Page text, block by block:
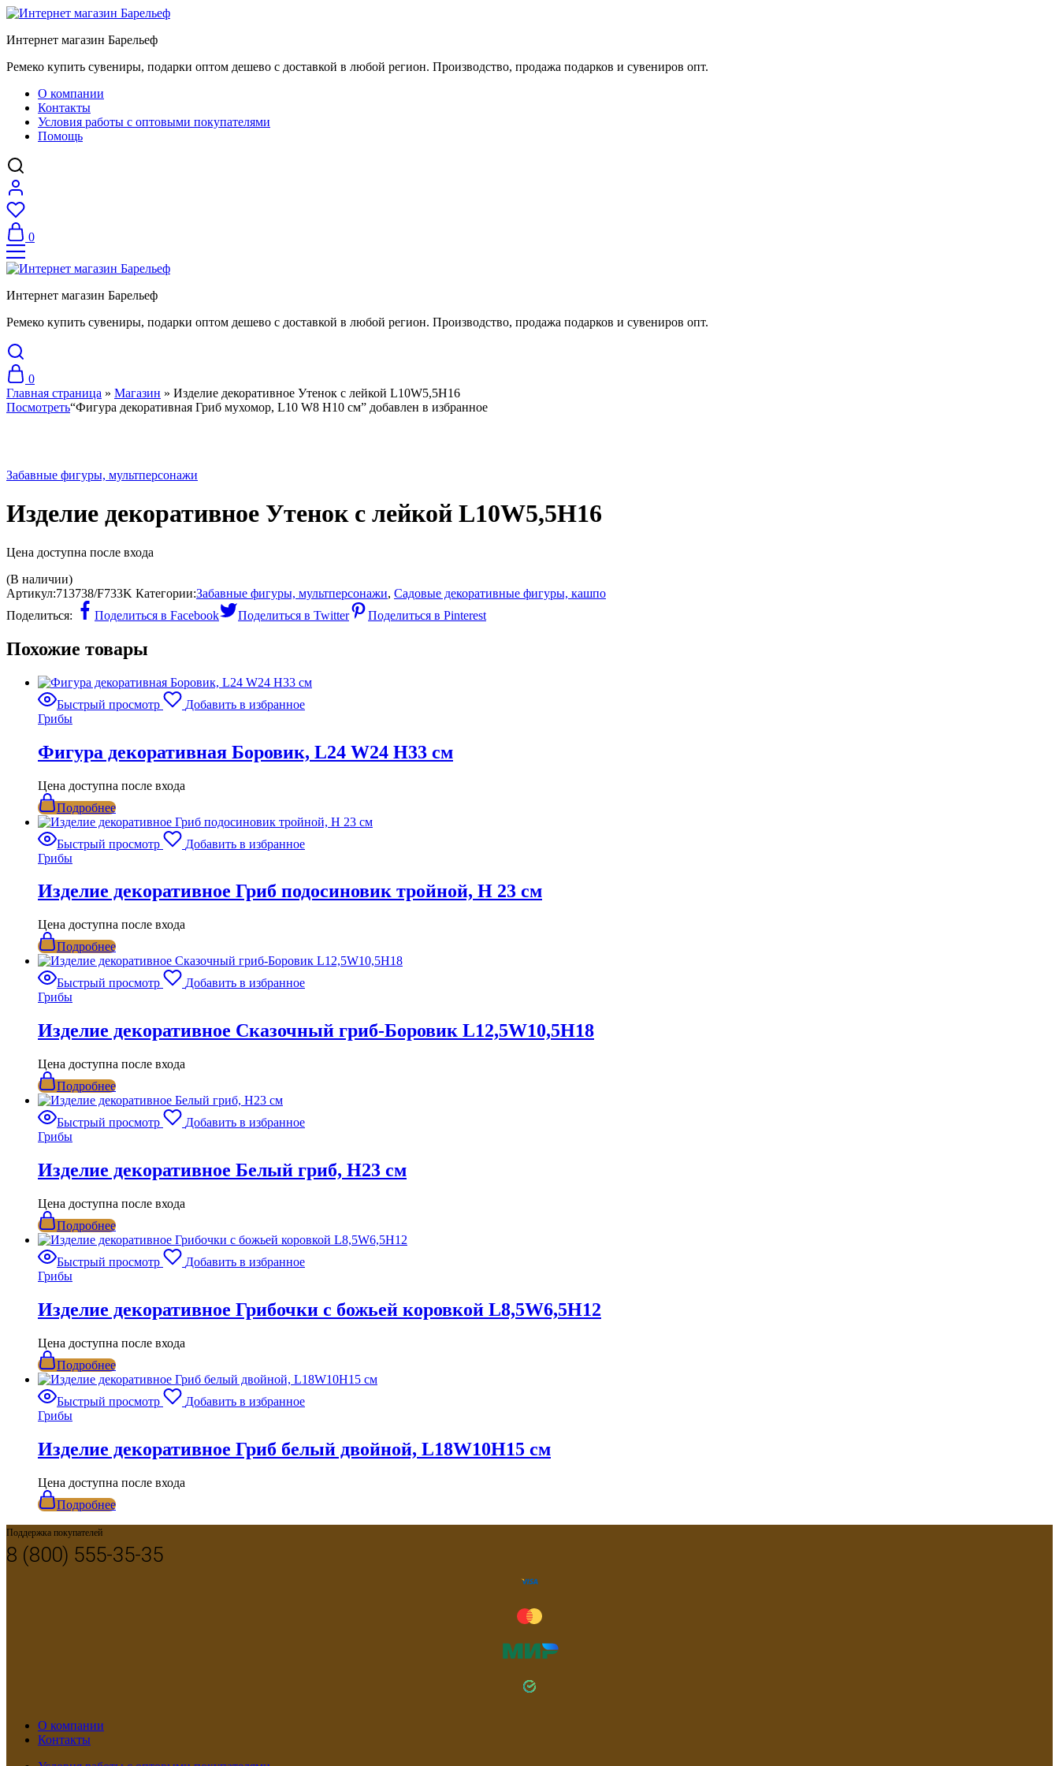
Интернет магазин Барельеф
Ремеко купить сувениры, подарки оптом дешево с доставкой в любой регион. Производство, продажа подарков и сувениров опт.
О компании
Контакты
Условия работы с оптовыми покупателями
Помощь
0
Интернет магазин Барельеф
Ремеко купить сувениры, подарки оптом дешево с доставкой в любой регион. Производство, продажа подарков и сувениров опт.
0
Главная страница » Магазин » Изделие декоративное Утенок с лейкой L10W5,5H16
Посмотреть“Фигура декоративная Гриб мухомор, L10 W8 H10 см” добавлен в избранное
Забавные фигуры, мультперсонажи
Изделие декоративное Утенок с лейкой L10W5,5H16
Цена доступна после входа
(В наличии)
Артикул:713738/F733K Категории:Забавные фигуры, мультперсонажи, Садовые декоративные фигуры, кашпо
Поделиться:
Поделиться в Facebook Поделиться в Twitter Поделиться в Pinterest
Похожие товары
Быстрый просмотр
Добавить в избранное
Грибы
Фигура декоративная Боровик, L24 W24 H33 см
Цена доступна после входа
Подробнее
Быстрый просмотр
Добавить в избранное
Грибы
Изделие декоративное Гриб подосиновик тройной, H 23 см
Цена доступна после входа
Подробнее
Быстрый просмотр
Добавить в избранное
Грибы
Изделие декоративное Сказочный гриб-Боровик L12,5W10,5H18
Цена доступна после входа
Подробнее
Быстрый просмотр
Добавить в избранное
Грибы
Изделие декоративное Белый гриб, Н23 см
Цена доступна после входа
Подробнее
Быстрый просмотр
Добавить в избранное
Грибы
Изделие декоративное Грибочки с божьей коровкой L8,5W6,5H12
Цена доступна после входа
Подробнее
Быстрый просмотр
Добавить в избранное
Грибы
Изделие декоративное Гриб белый двойной, L18W10H15 см
Цена доступна после входа
Подробнее
Поддержка покупателей
8 (800) 555-35-35
О компании
Контакты